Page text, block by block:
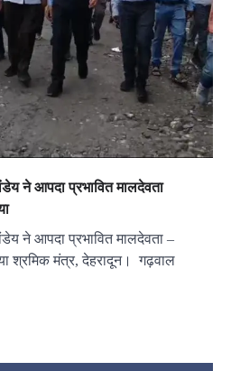
ने आपदा प्रभावित मालदेवता
ने आपदा प्रभावित मालदेवता –
श्रमिक मंत्र, देहरादून। गढ़वाल